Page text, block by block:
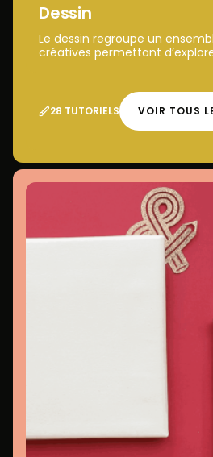
Dessin
Le dessin regroupe un
créatives permettant
28 TUTORIELS VOIR TOUS